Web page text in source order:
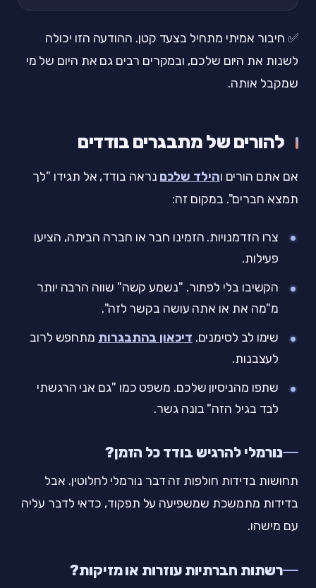
✅ חיבור אמיתי מתחיל בצעד קטן. ההודעה הזו יכולה
לשנות את היום שלכם, ובמקרים רבים גם את היום של מי
שמקבל אותה.
להורים של מתבגרים בודדים
אם אתם הורים והילד שלכם נראה בודד, אל תגידו "לך
תמצא חברים". במקום זה:
צרו הזדמנויות. הזמינו חבר או חברה הביתה, הציעו
פעילות.
הקשיבו בלי לפתור. "נשמע קשה" שווה הרבה יותר
מ"מה את או אתה עושה בקשר לזה".
שימו לב לסימנים. דיכאון בהתבגרות מתחפש לרוב
לעצבנות.
שתפו מהניסיון שלכם. משפט כמו "גם אני הרגשתי
לבד בגיל הזה" בונה גשר.
נורמלי להרגיש בודד כל הזמן?
תחושות בדידות חולפות זה דבר נורמלי לחלוטין. אבל
בדידות מתמשכת שמשפיעה על תפקוד, כדאי לדבר עליה
עם מישהו.
רשתות חברתיות עוזרות או מזיקות?